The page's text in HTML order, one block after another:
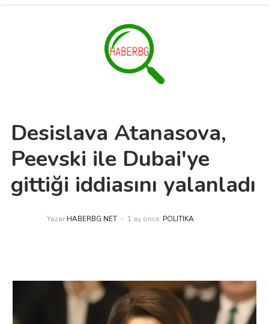
Desislava Atanasova,
Peevski ile Dubai'ye
gittiği iddiasını yalanladı
Yazar HABERBG.NET 1 ay önce POLITIKA